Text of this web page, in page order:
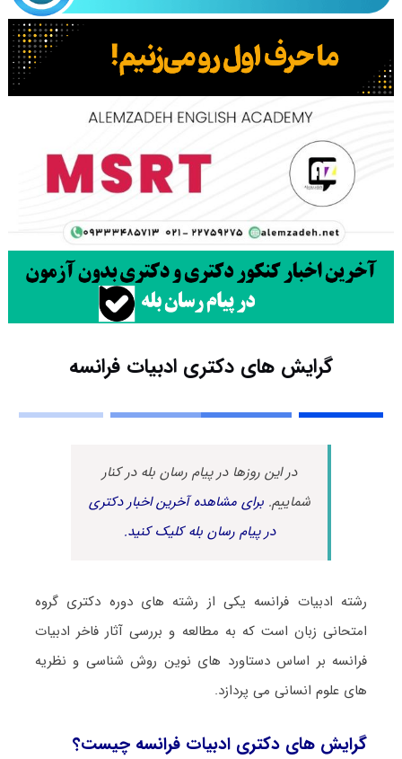
گرایش های دکتری ادبیات فراﻧﺴﻪ
در این روزها در پیام رسان بله در کنار
شماییم.برای مشاهده آخرین اخبار دکتری
در پیام رسان بله کلیک کنید.
رشته ادبیات فراﻧﺴﻪ یکی از رشته های دوره دکتری گروه
امتحانی زبان است که به مطالعه و بررسی آثار فاخر ادبیات
فرانسه بر اساس دستاورد های نوین روش شناسی و نظریه
های علوم انسانی می پردازد.
گرایش های دکتری ادبیات فراﻧﺴﻪ چیست؟